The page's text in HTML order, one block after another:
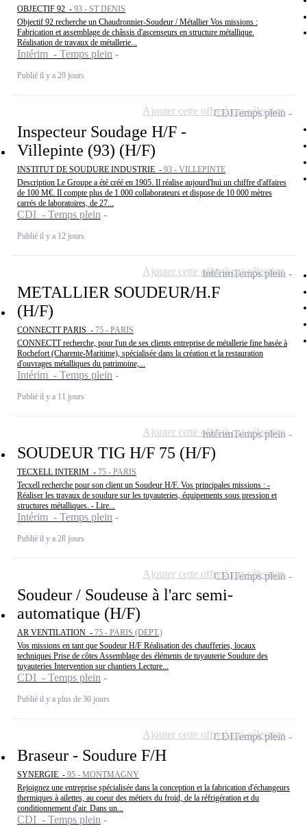
OBJECTIF 92 - 93 - ST DENIS
Objectif 92 recherche un Chaudronnier-Soudeur / Métallier Vos missions :
Fabrication et assemblage de châssis d'ascenseurs en structure métallique.
Réalisation de travaux de métallerie...
Intérim - Temps plein
Publié il y a 20 jours
Inspecteur Soudage H/F -
Villepinte (93) (H/F)
INSTITUT DE SOUDURE INDUSTRIE - 93 - VILLEPINTE
Description Le Groupe a été créé en 1905. Il réalise aujourd'hui un chiffre d'affaires
de 100 M€. Il compte plus de 1 000 collaborateurs et dispose de 10 000 mètres
carrés de laboratoires, de 27...
CDI - Temps plein
Publié il y a 12 jours
CDITemps plein
Ajouter cette offre à ma sélection
METALLIER SOUDEUR/H.F
(H/F)
CONNECTT PARIS - 75 - PARIS
CONNECTT recherche, pour l'un de ses clients entreprise de métallerie fine basée à
Rochefort (Charente-Maritime), spécialisée dans la création et la restauration
d'ouvrages métalliques du patrimoine,...
Intérim - Temps plein
Publié il y a 11 jours
IntérimTemps plein
Ajouter cette offre à ma sélection
SOUDEUR TIG H/F 75 (H/F)
TECXELL INTERIM - 75 - PARIS
Tecxell recherche pour son client un Soudeur H/F. Vos principales missions : -
Réaliser les travaux de soudure sur les tuyauteries, équipements sous pression et
structures métalliques. - Lire...
Intérim - Temps plein
Publié il y a 28 jours
IntérimTemps plein
Ajouter cette offre à ma sélection
Soudeur / Soudeuse à l'arc semi-
automatique (H/F)
AR VENTILATION - 75 - PARIS (DEPT.)
Vos missions en tant que Soudeur H/F Réalisation des chaufferies, locaux
techniques Prise de côtes Assemblage des éléments de tuyauterie Soudure des
tuyauteries Intervention sur chantiers Lecture...
CDI - Temps plein
Publié il y a plus de 30 jours
CDITemps plein
Ajouter cette offre à ma sélection
Braseur - Soudure F/H
SYNERGIE - 95 - MONTMAGNY
Rejoignez une entreprise spécialisée dans la conception et la fabrication d'échangeurs
thermiques à ailettes, au coeur des métiers du froid, de la réfrigération et du
conditionnement d'air. Dans un...
CDI - Temps plein
CDITemps plein
Ajouter cette offre à ma sélection